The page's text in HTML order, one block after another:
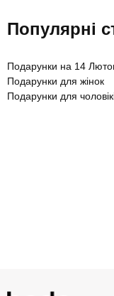
Популярні
Подарунки на 14
Подарунки для жінок
Подарунки для